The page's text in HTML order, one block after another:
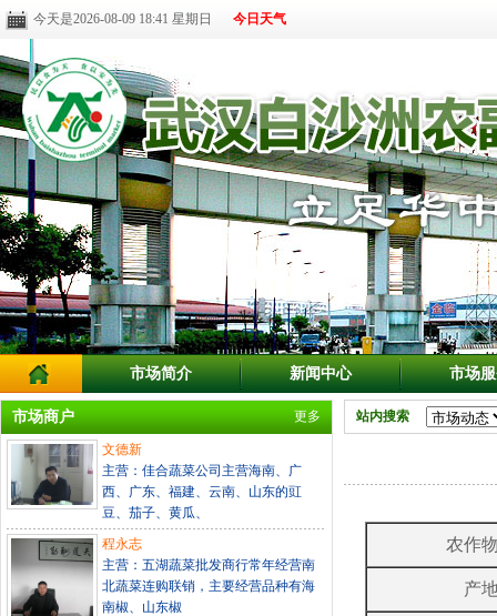
今天是2026-08-09 18:41 星期日 今日天气
市场简介 新闻中心 市场
市场商户 更多
文德新
主营：佳合蔬菜公司主营海南、广
西、广东、福建、云南、山东的豇
豆、茄子、黄瓜、
程永志
主营：五湖蔬菜批发商行常年经营南
北蔬菜连购联销，主要经营品种有海
南椒、山东椒
站内搜索
农作
产